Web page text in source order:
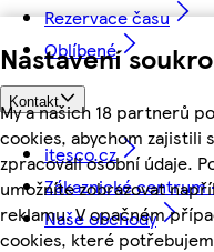
Nastavení
My a našich 18 partnerů
cookies, abychom zajistili
zpracovali osobní údaje.
umožníte zobrazovat
reklamu. V opačném
cookies, které
Rezervace času
Oblíbené
Kontakt
itesco.cz
Zákaznické
Naše obchody